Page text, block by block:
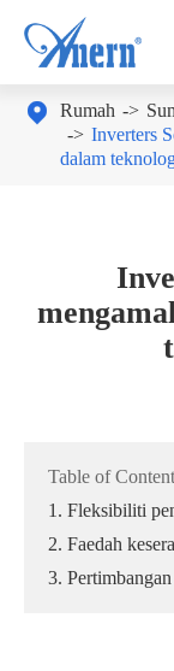
 Rumah
Inverters
dalam
Table of Content
1. Fleksibiliti
2. Faedah
3.